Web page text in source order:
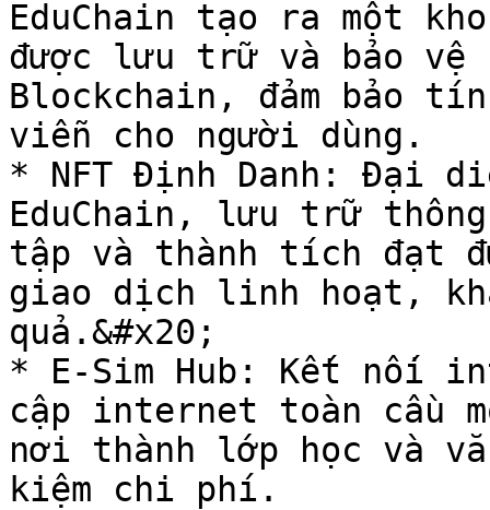
EduChain tạo ra một
được lưu trữ và bảo vệ
Blockchain, đảm bảo
viễn cho người dùng.
* NFT Định Danh: Đại
EduChain, lưu trữ
tập và thành tích đạt
giao dịch linh hoạt,
quả.&#x20;
* E-Sim Hub: Kết nối
cập internet toàn cầu
nơi thành lớp học và
kiệm chi phí.